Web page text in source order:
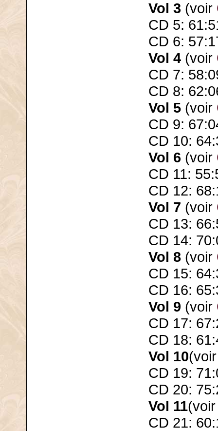
Vol 3 (voir
CD 5:
CD 6:
Vol 4 (voir
CD 7:
CD 8:
Vol 5 (voir
CD 9:
CD 10:
Vol 6 (voir
CD 11:
CD 12:
Vol 7 (voir
CD 13:
CD 14:
Vol 8 (voir
CD 15:
CD 16:
Vol 9 (voir
CD 17:
CD 18:
Vol 10
CD 19:
CD 20:
Vol 11
CD 21: